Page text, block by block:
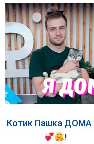
Котик Пашка ДОМА
!